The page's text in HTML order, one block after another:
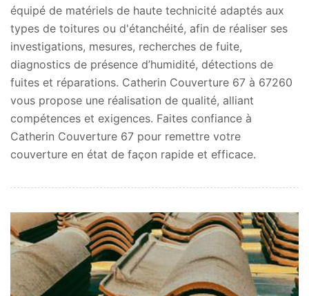
équipé de matériels de haute technicité adaptés aux
types de toitures ou d'étanchéité, afin de réaliser ses
investigations, mesures, recherches de fuite,
diagnostics de présence d’humidité, détections de
fuites et réparations. Catherin Couverture 67 à 67260
vous propose une réalisation de qualité, alliant
compétences et exigences. Faites confiance à
Catherin Couverture 67 pour remettre votre
couverture en état de façon rapide et efficace.